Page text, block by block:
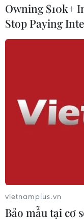
#Đề chính thức
Theo dõi
TIN LIÊN QUAN
Owning $10k+
Stop Paying
vietnamplus.vn
Bảo mẫu tại cơ